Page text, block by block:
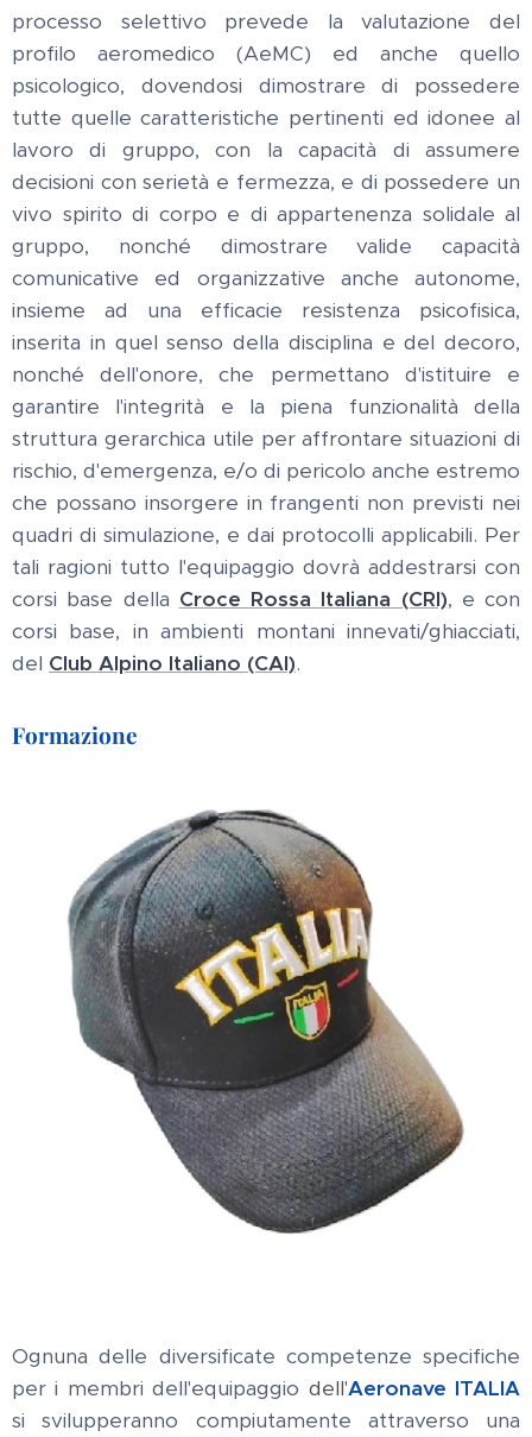
processo selettivo prevede la valutazione del
profilo aeromedico (AeMC) ed anche quello
psicologico, dovendosi dimostrare di possedere
tutte quelle caratteristiche pertinenti ed idonee al
lavoro di gruppo, con la capacità di assumere
decisioni con serietà e fermezza, e di possedere un
vivo spirito di corpo e di appartenenza solidale al
gruppo, nonché dimostrare valide capacità
comunicative ed organizzative anche autonome,
insieme ad una efficacie resistenza psicofisica,
inserita in quel senso della disciplina e del decoro,
nonché dell'onore, che permettano d'istituire e
garantire l'integrità e la piena funzionalità della
struttura gerarchica utile per affrontare situazioni di
rischio, d'emergenza, e/o di pericolo anche estremo
che possano insorgere in frangenti non previsti nei
quadri di simulazione, e dai protocolli applicabili. Per
tali ragioni tutto l'equipaggio dovrà addestrarsi con
corsi base della Croce Rossa Italiana (CRI), e con
corsi base, in ambienti montani innevati/ghiacciati,
del Club Alpino Italiano (CAI).
Formazione
Ognuna delle diversificate competenze specifiche
per i membri dell'equipaggio dell'Aeronave ITALIA
si svilupperanno compiutamente attraverso una